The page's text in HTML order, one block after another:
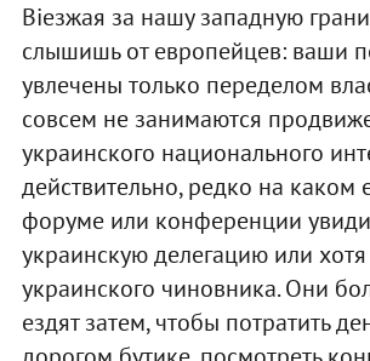
Віезжая за нашу западную
слышишь от европейцев: ваши
увлечены только переделом
совсем не занимаются
украинского национального
действительно, редко на каком
форуме или конференции
украинскую делегацию или
украинского чиновника. Они
ездят затем, чтобы потратить